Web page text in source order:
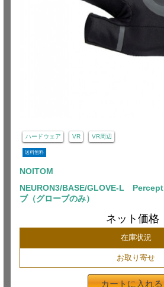
ハードウェア VR VR周辺
送料無料
NOITOM
NEURON3/BASE/GLOVE-L
ブ（グローブのみ）
ネット価格
在庫状況
お取り寄せ
カートに入れる